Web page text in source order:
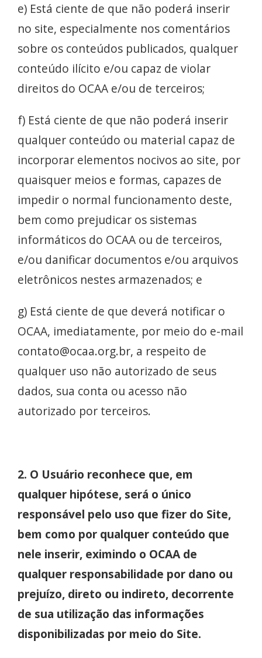
e) Está ciente de que não poderá inserir
no site, especialmente nos comentários
sobre os conteúdos publicados, qualquer
conteúdo ilícito e/ou capaz de violar
direitos do OCAA e/ou de terceiros;
f) Está ciente de que não poderá inserir
qualquer conteúdo ou material capaz de
incorporar elementos nocivos ao site, por
quaisquer meios e formas, capazes de
impedir o normal funcionamento deste,
bem como prejudicar os sistemas
informáticos do OCAA ou de terceiros,
e/ou danificar documentos e/ou arquivos
eletrônicos nestes armazenados; e
g) Está ciente de que deverá notificar o
OCAA, imediatamente, por meio do e-mail
contato@ocaa.org.br, a respeito de
qualquer uso não autorizado de seus
dados, sua conta ou acesso não
autorizado por terceiros.
2. O Usuário reconhece que, em
qualquer hipótese, será o único
responsável pelo uso que fizer do Site,
bem como por qualquer conteúdo que
nele inserir, eximindo o OCAA de
qualquer responsabilidade por dano ou
prejuízo, direto ou indireto, decorrente
de sua utilização das informações
disponibilizadas por meio do Site.